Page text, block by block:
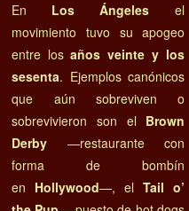
En Los Ángeles el
movimiento tuvo su apogeo
entre losaños veinte y los
sesenta. Ejemplos canónicos
que aún sobreviven o
sobrevivieron son el Brown
Derby —restaurante con
forma de bombín
en Hollywood—, elTail o’